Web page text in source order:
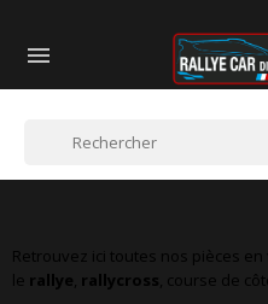

Retrouvez ici toutes nos pièces en
le rallye, rallycross, course de